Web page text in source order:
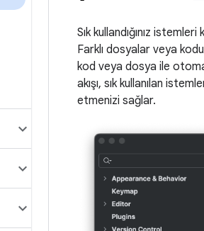
Sık kullandığınız
Farklı dosyalar veya
kod veya dosya ile
akışı, sık kullanılan
etmenizi sağlar.